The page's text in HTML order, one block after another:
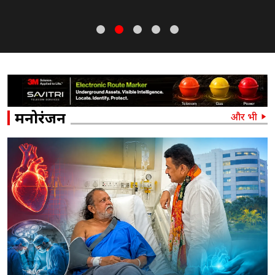
मनोरंजन और भी